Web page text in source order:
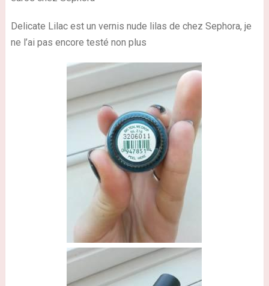
Delicate Lilac est un vernis nude lilas de chez Sephora, je
ne l’ai pas encore testé non plus